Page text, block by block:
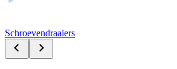
Schroevendraaiers